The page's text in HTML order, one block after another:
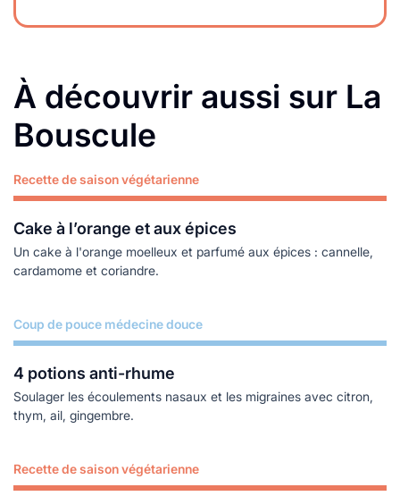
À découvrir aussi sur La
Bouscule
Recette de saison végétarienne
Cake à l’orange et aux épices
Un cake à l'orange moelleux et parfumé aux épices : cannelle,
cardamome et coriandre.
Lire plus
Coup de pouce médecine douce
4 potions anti-rhume
Soulager les écoulements nasaux et les migraines avec citron,
thym, ail, gingembre.
Lire plus
Recette de saison végétarienne
Lire plus